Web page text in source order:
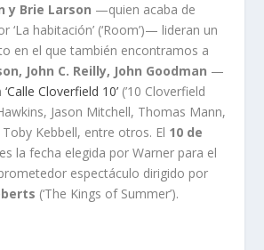
y Brie Larson —quien acaba de
‘La habitación’ (‘Room’)— lideran un
en el que también encontramos a
John C. Reilly, John Goodman —
‘Calle Cloverfield 10’ (’10 Cloverfield
Jason Mitchell, Thomas Mann,
Kebbell, entre otros. El 10 de
es la fecha elegida por Warner para el
espectáculo dirigido por
(‘The Kings of Summer’).